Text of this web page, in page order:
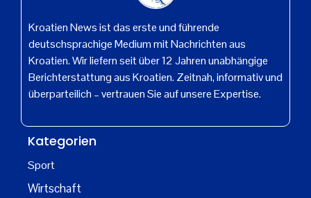
Kroatien News ist das erste und führende
deutschsprachige Medium mit Nachrichten aus
Kroatien. Wir liefern seit über 12 Jahren unabhängige
Berichterstattung aus Kroatien. Zeitnah, informativ und
überparteilich – vertrauen Sie auf unsere Expertise.
Kategorien
Sport
Wirtschaft